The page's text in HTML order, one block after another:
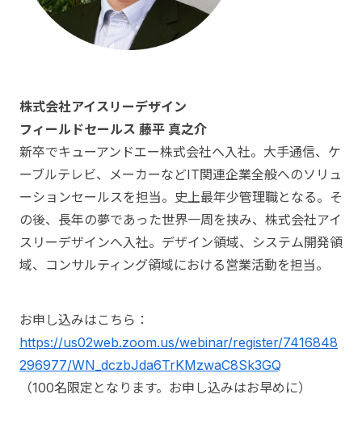
株式会社アイスリーデザイン
フィールドセールス 藤平 真之介
新卒でキューアンドエー株式会社へ入社。大手通信、ケ
ーブルテレビ、メーカーなどIT関連企業全般へのソリュ
ーションセールスを担当。史上最年少管理職となる。そ
の後、長年の夢であった世界一周を挟み、株式会社アイ
スリーデザインへ入社。デザイン領域、システム開発領
域、コンサルティング領域における営業活動を担当。
お申し込みはこちら：
https://us02web.zoom.us/webinar/register/7416848
296977/WN_dczbJda6TrKMzwaC8Sk3GQ
（100名限定となります。お申し込みはお早めに）